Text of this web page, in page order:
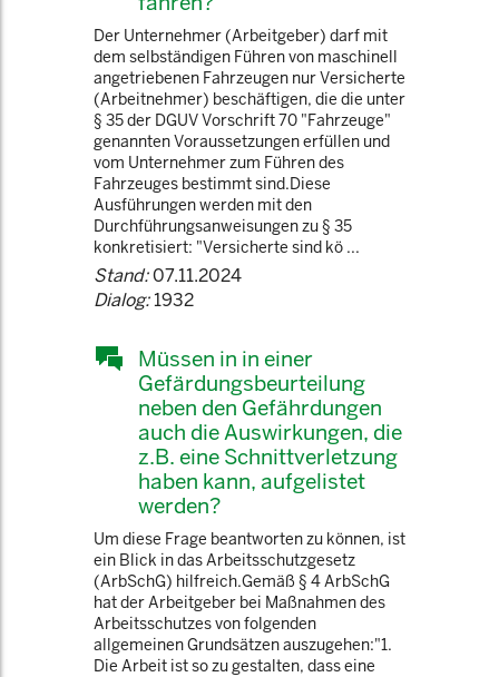
Der Unternehmer (Arbeitgeber) darf mit
dem selbständigen Führen von maschinell
angetriebenen Fahrzeugen nur Versicherte
(Arbeitnehmer) beschäftigen, die die unter
§ 35 der DGUV Vorschrift 70 "Fahrzeuge"
genannten Voraussetzungen erfüllen und
vom Unternehmer zum Führen des
Fahrzeuges bestimmt sind.Diese
Ausführungen werden mit den
Durchführungsanweisungen zu § 35
konkretisiert: "Versicherte sind kö ...
Stand:07.11.2024
Dialog:1932
Müssen in in einer
Gefärdungsbeurteilung
neben den Gefährdungen
auch die Auswirkungen, die
z.B. eine Schnittverletzung
haben kann, aufgelistet
werden?
Um diese Frage beantworten zu können, ist
ein Blick in das Arbeitsschutzgesetz
(ArbSchG) hilfreich.Gemäß § 4 ArbSchG
hat der Arbeitgeber bei Maßnahmen des
Arbeitsschutzes von folgenden
allgemeinen Grundsätzen auszugehen:"1.
Die Arbeit ist so zu gestalten, dass eine